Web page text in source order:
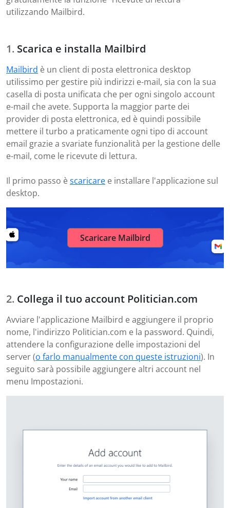
utilizzando Mailbird.
Scarica e installa Mailbird
Mailbird è un client di posta elettronica desktop
utilissimo per gestire più indirizzi e-mail, sia con la sua
casella di posta unificata che per ogni singolo account
e-mail che avete. Supporta la maggior parte dei
provider di posta elettronica, ed è quindi possibile
mettere il turbo a praticamente ogni tipo di account
email grazie a svariate funzionalità per la gestione delle
e-mail, come le ricevute di lettura.
Il primo passo èscaricare e installare l'applicazione sul
desktop.
Scaricare Mailbird
Collega il tuo account Politician.com
Avviare l'applicazione Mailbird e aggiungere il proprio
nome, l'indirizzo Politician.com e la password. Quindi,
attendere la configurazione delle impostazioni del
server (o farlo manualmente con queste istruzioni). In
seguito sarà possibile aggiungere altri account nel
menu Impostazioni.